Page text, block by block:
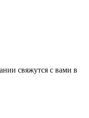
свяжутся с вами в